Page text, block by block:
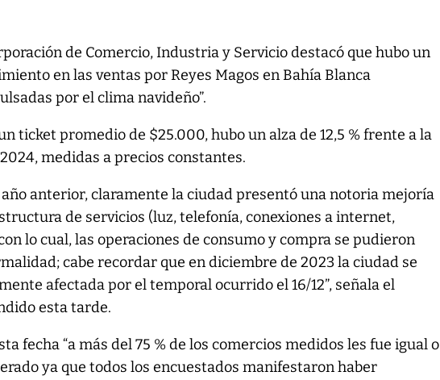
de Comercio, Industria y Servicio destacó que hubo un
en las ventas por Reyes Magos en Bahía Blanca
por el clima navideño”.
ticket promedio de $25.000, hubo un alza de 12,5 % frente a la
medidas a precios constantes.
año anterior, claramente la ciudad presentó una notoria mejoría
de servicios (luz, telefonía, conexiones a internet,
lo cual, las operaciones de consumo y compra se pudieron
cabe recordar que en diciembre de 2023 la ciudad se
afectada por el temporal ocurrido el 16/12”, señala el
esta tarde.
fecha “a más del 75 % de los comercios medidos les fue igual o
ya que todos los encuestados manifestaron haber